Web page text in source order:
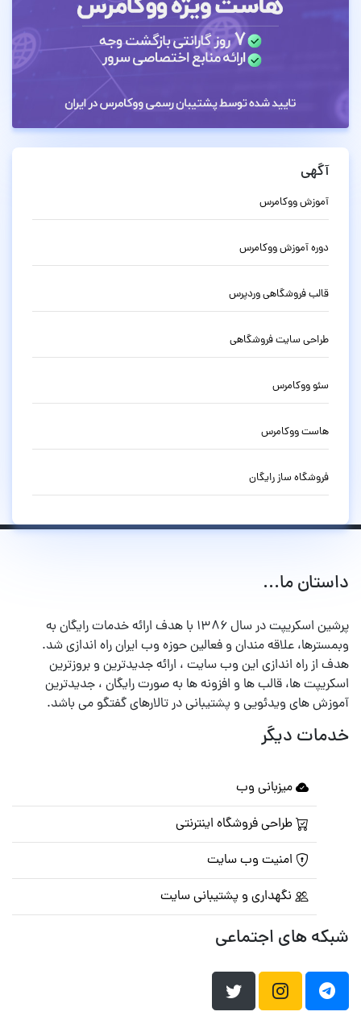
آگهی
آموزش ووکامرس
دوره آموزش ووکامرس
قالب فروشگاهی وردپرس
طراحی سایت فروشگاهی
سئو ووکامرس
هاست ووکامرس
فروشگاه ساز رایگان
داستان ما...
پرشین اسکریپت در سال ۱۳۸۶ با هدف ارائه خدمات رایگان به
وبمسترها، علاقه مندان و فعالین حوزه وب ایران راه اندازی شد.
هدف از راه اندازی این وب سایت ، ارائه جدیدترین و بروزترین
اسکریپت ها، قالب ها و افزونه ها به صورت رایگان ، جدیدترین
آموزش های ویدئویی و پشتیبانی در تالارهای گفتگو می باشد.
خدمات دیگر
میزبانی وب
طراحی فروشگاه اینترنتی
امنیت وب سایت
نگهداری و پشتیبانی سایت
شبکه های اجتماعی